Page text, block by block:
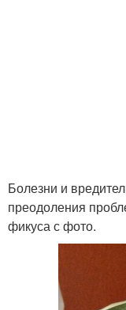
Болезни и
преодоления
фикуса с фото.